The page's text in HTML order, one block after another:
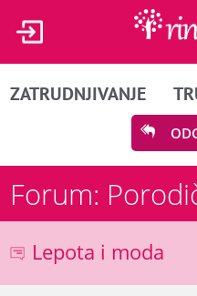
ZATRUDNJIVANJE
Forum:
Lepota i moda